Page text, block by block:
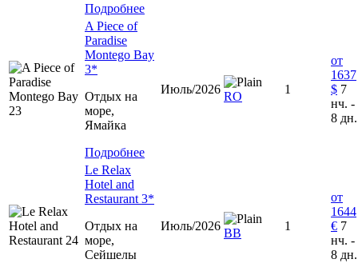
Подробнее
A Piece of
Paradise
Montego Bay
3*
Отдых на
море,
Ямайка
Подробнее
Июль/2026
RO
1
от
1637
$ 7
нч. -
8 дн.
Le Relax
Hotel and
Restaurant 3*
Отдых на
море,
Сейшелы
Июль/2026
ВВ
1
от
1644
€ 7
нч. -
8 дн.